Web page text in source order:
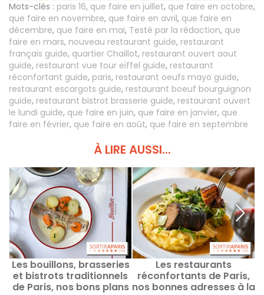
Mots-clés : paris 16, que faire en juillet, que faire en octobre,
que faire en novembre, que faire en avril, que faire en
décembre, que faire en mai, Testé par la rédaction, que
faire en mars, nouveau restaurant guide, restaurant
français guide, quartier Chaillot, restaurant ouvert aout
guide, restaurant vue tour eiffel guide, restaurant
réconfortant guide, paris, restaurant oeufs mayo guide,
restaurant escargots guide, restaurant boeuf bourguignon
guide, restaurant bistrot brasserie guide, restaurant ouvert
le lundi guide, que faire en juin, que faire en janvier, que
faire en février, que faire en août, que faire en septembre
À LIRE AUSSI...
Les bouillons, brasseries
et bistrots traditionnels
de Paris, nos bons plans
Les restaurants
réconfortants de Paris,
nos bonnes adresses à la